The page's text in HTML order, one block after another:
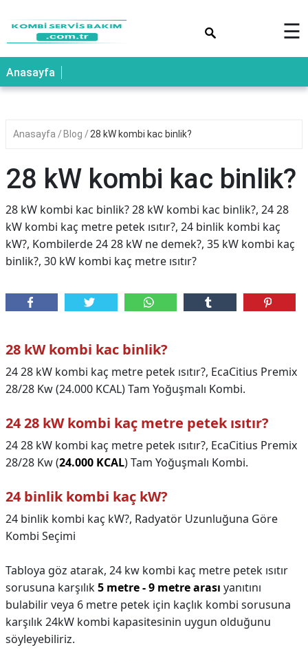
☰
Anasayfa
Anasayfa Blog 28 kW kombi kac binlik?
28 kW kombi kac binlik?
28 kW kombi kac binlik? 28 kW kombi kac binlik?, 24 28
kW kombi kaç metre petek ısıtır?, 24 binlik kombi kaç
kW?, Kombilerde 24 28 kW ne demek?, 35 kW kombi kaç
binlik?, 30 kW kombi kaç metre ısıtır?
28 kW kombi kac binlik?
24 28 kW kombi kaç metre petek ısıtır?, EcaCitius Premix
28/28 Kw (24.000 KCAL) Tam Yoğuşmalı Kombi.
24 28 kW kombi kaç metre petek ısıtır?
24 28 kW kombi kaç metre petek ısıtır?, EcaCitius Premix
28/28 Kw (24.000 KCAL) Tam Yoğuşmalı Kombi.
24 binlik kombi kaç kW?
24 binlik kombi kaç kW?, Radyatör Uzunluğuna Göre
Kombi Seçimi
Tabloya göz atarak, 24 kw kombi kaç metre petek ısıtır
sorusuna karşılık5 metre - 9 metre arası yanıtını
bulabilir veya 6 metre petek için kaçlık kombi sorusuna
karşılık 24kW kombi kapasitesinin uygun olduğunu
söyleyebiliriz.